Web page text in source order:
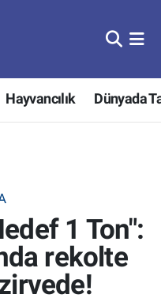
Hayvancılık Dünyada
1 Ton":
rekolte